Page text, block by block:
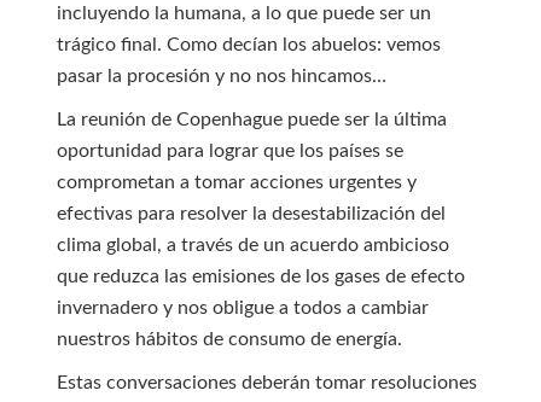
incluyendo la humana, a lo que puede ser un
trágico final. Como decían los abuelos: vemos
pasar la procesión y no nos hincamos…
La reunión de Copenhague puede ser la última
oportunidad para lograr que los países se
comprometan a tomar acciones urgentes y
efectivas para resolver la desestabilización del
clima global, a través de un acuerdo ambicioso
que reduzca las emisiones de los gases de efecto
invernadero y nos obligue a todos a cambiar
nuestros hábitos de consumo de energía.
Estas conversaciones deberán tomar resoluciones